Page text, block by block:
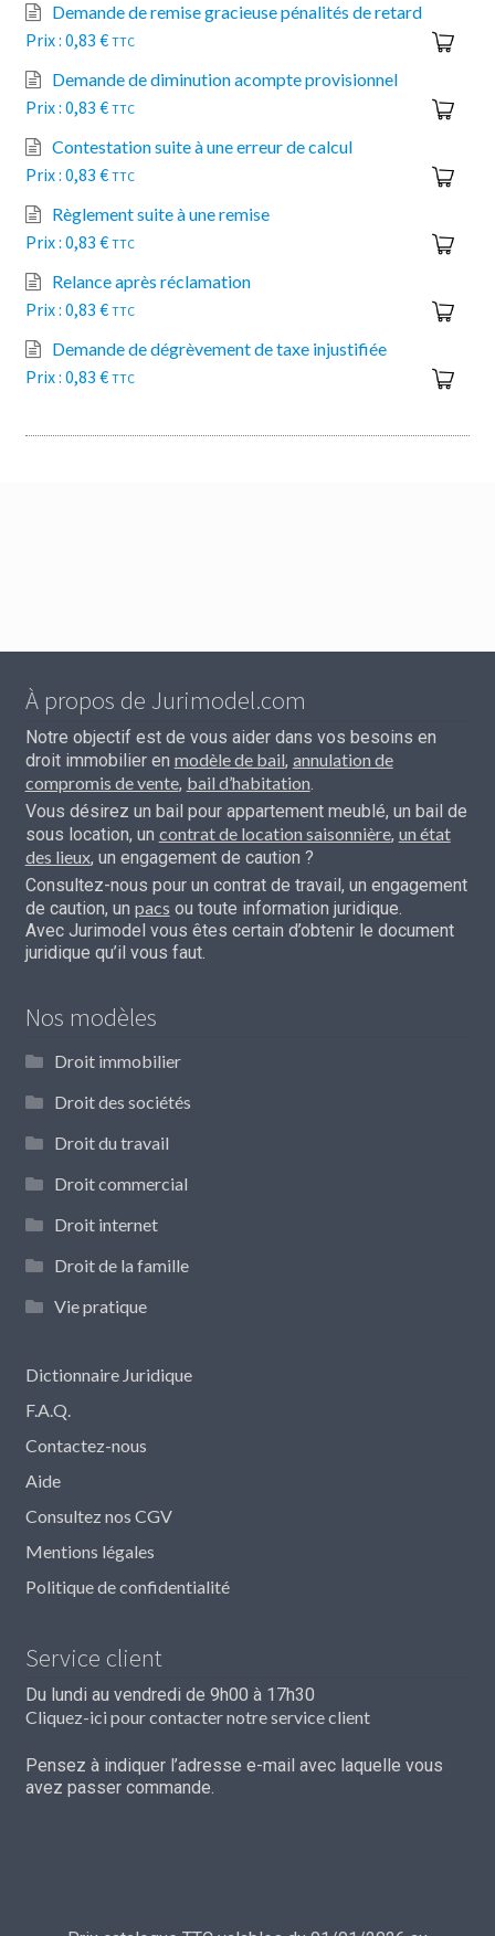
Demande de remise gracieuse pénalités de retard
0,83 € TTC
Demande de diminution acompte provisionnel
0,83 € TTC
Contestation suite à une erreur de calcul
0,83 € TTC
Règlement suite à une remise
0,83 € TTC
Relance après réclamation
0,83 € TTC
Demande de dégrèvement de taxe injustifiée
0,83 € TTC
À propos de Jurimodel.com
Notre objectif est de vous aider dans vos besoins en
droit immobilier en modèle de bail, annulation de
compromis de vente, bail d’habitation.
Vous désirez un bail pour appartement meublé, un bail de
sous location, un contrat de location saisonnière, un état
des lieux, un engagement de caution ?
Consultez-nous pour un contrat de travail, un engagement
de caution, un pacs ou toute information juridique.
Avec Jurimodel vous êtes certain d’obtenir le document
juridique qu’il vous faut.
Nos modèles
Droit immobilier
Droit des sociétés
Droit du travail
Droit commercial
Droit internet
Droit de la famille
Vie pratique
Dictionnaire Juridique
F.A.Q.
Contactez-nous
Aide
Consultez nos CGV
Mentions légales
Politique de confidentialité
Service client
Du lundi au vendredi de 9h00 à 17h30
Cliquez-ici pour contacter notre service client
Pensez à indiquer l’adresse e-mail avec laquelle vous
avez passer commande.